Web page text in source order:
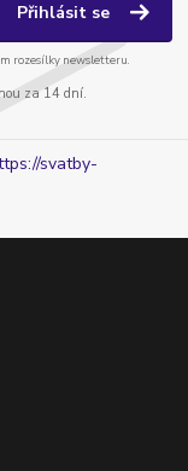
Přihlásit se
rozesílky newsletteru.
za 14 dní.
svatby-